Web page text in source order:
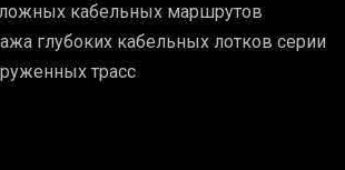
кабельных маршрутов
глубоких кабельных лотков серии
трасс